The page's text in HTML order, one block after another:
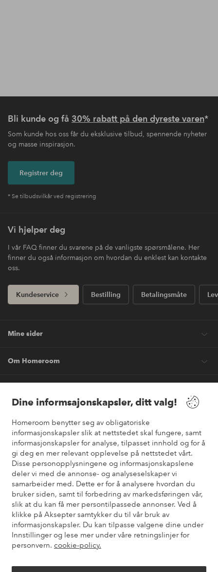
Dine informsajonskapsler, ditt valg!
Homeroom benytter seg av obligatoriske
informasjonskapsler slik at nettstedet skal fungere, samt
informasjonskapsler for analyse, tilpasset innhold og for å
gi deg en mer relevant opplevelse på nettstedet vårt.
Disse personopplysningene og informasjonskapslene
deler vi med de annonse- og analyseselskaper vi
samarbeider med. Dette er for å analysere hvordan du
bruker siden, samt til forbedring av markedsføringen vår,
slik at du kan få mer persontilpassede annonser. Ved å
klikke på Aksepter samtykker du til vår bruk av
informasjonskapsler. Du kan tilpasse valgene dine under
Innstillinger og lese mer under våre retningslinjer for
personvern. cookie-policy.
Bli kunde og få 30% rabatt på den dyreste varen*
Som kunde hos oss får du eksklusive tilbud, spennende nyheter
og masse inspirasjon.
Registrer deg
* Se tilbudsvilkår ved registrering
Vi hjelper deg
I vår FAQ finner du svarene på de vanligste spørsmålene. Her
finner du også informasjon om hvordan du enklest kan kontakte
oss.
Kundeservice Bestilling Betalingsmåte
Mine sider
Om Homeroom
Venner
Sikre betalinger
Vil du vite mer om våre betalingsalternativer?
elpy